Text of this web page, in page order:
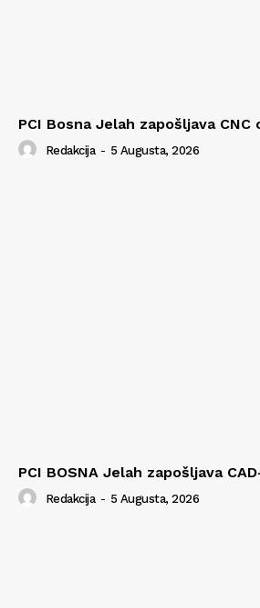
PCI Bosna Jelah zapošljava
Redakcija - 5 Augusta, 2026
PCI BOSNA Jelah zapošljava
Redakcija - 5 Augusta, 2026